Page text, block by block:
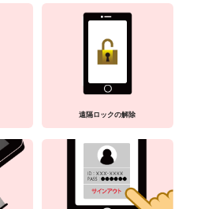
遠隔ロックの解除